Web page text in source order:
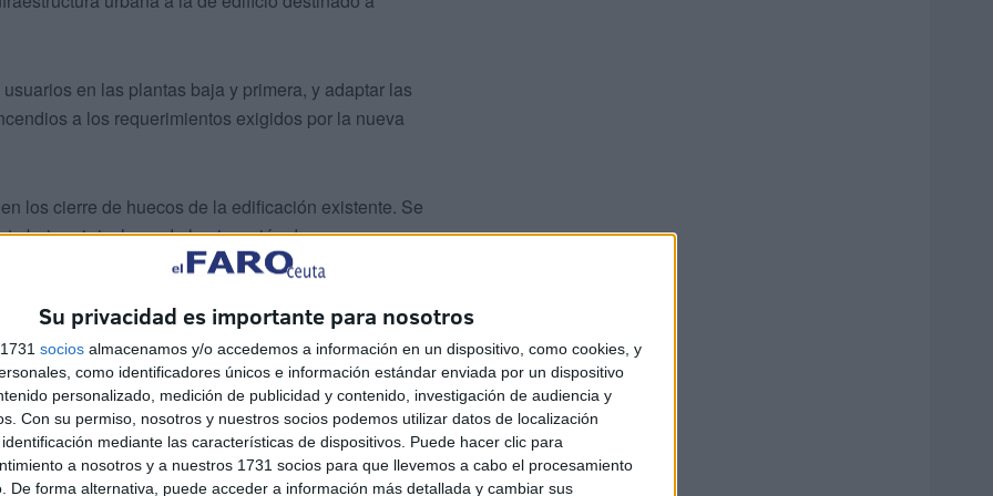
Su privacidad es importante para nosotros
socios almacenamos y/o accedemos a información en un dispositivo, como cookies, y
como identificadores únicos e información estándar enviada por un dispositivo
personalizado, medición de publicidad y contenido, investigación de audiencia y
Con su permiso, nosotros y nuestros socios podemos utilizar datos de localización
mediante las características de dispositivos. Puede hacer clic para
a nosotros y a nuestros 1731 socios para que llevemos a cabo el procesamiento
De forma alternativa, puede acceder a información más detallada y cambiar sus
en las plantas baja y primera, y adaptar las
a los requerimientos exigidos por la nueva
los cierre de huecos de la edificación existente. Se
baja y 1, incluyendo la ejecución de nueva
consideran los trabajos necesarios de albañilería y
y el grupo.
por detectores térmicos, pulsadores
estará conectado con las puertas de acceso de